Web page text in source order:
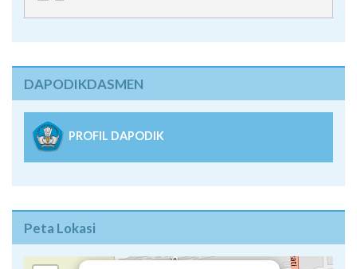
DAPODIKDASMEN
PROFIL DAPODIK
Peta Lokasi